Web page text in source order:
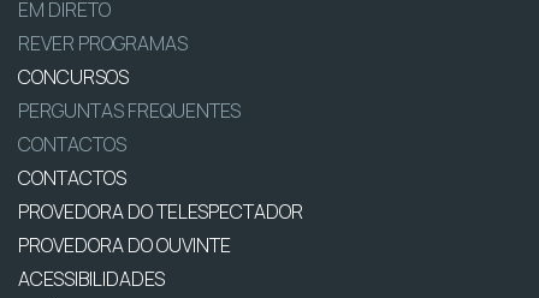
EM DIRETO
REVER PROGRAMAS
CONCURSOS
PERGUNTAS FREQUENTES
CONTACTOS
CONTACTOS
PROVEDORA DO TELESPECTADOR
PROVEDORA DO OUVINTE
ACESSIBILIDADES